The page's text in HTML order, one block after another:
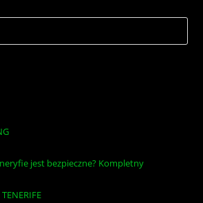
jest bezpieczne? Kompletny